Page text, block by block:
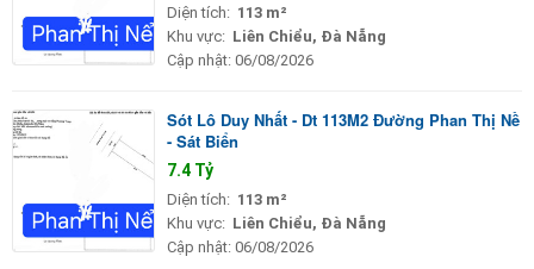
Diện tích: 113 m²
Khu vực: Liên Chiểu, Đà Nẵng
Cập nhật: 06/08/2026
Sót Lô Duy Nhất - Dt 113M2 Đường Phan Thị Nề
- Sát Biển
7.4 Tỷ
Diện tích: 113 m²
Khu vực: Liên Chiểu, Đà Nẵng
Cập nhật: 06/08/2026